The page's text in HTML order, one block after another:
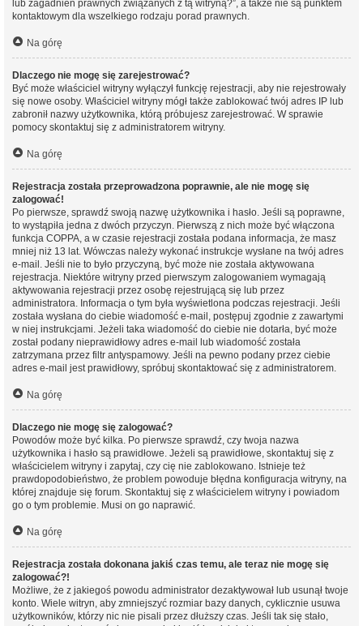
lub zagadnień prawnych związanych z tą witryną?”, a także nie są punktem
kontaktowym dla wszelkiego rodzaju porad prawnych.
Na górę
Dlaczego nie mogę się zarejestrować?
Być może właściciel witryny wyłączył funkcję rejestracji, aby nie rejestrowały
się nowe osoby. Właściciel witryny mógł także zablokować twój adres IP lub
zabronił nazwy użytkownika, którą próbujesz zarejestrować. W sprawie
pomocy skontaktuj się z administratorem witryny.
Na górę
Rejestracja została przeprowadzona poprawnie, ale nie mogę się
zalogować!
Po pierwsze, sprawdź swoją nazwę użytkownika i hasło. Jeśli są poprawne,
to wystąpiła jedna z dwóch przyczyn. Pierwszą z nich może być włączona
funkcja COPPA, a w czasie rejestracji została podana informacja, że masz
mniej niż 13 lat. Wówczas należy wykonać instrukcje wysłane na twój adres
e-mail. Jeśli nie to było przyczyną, być może nie została aktywowana
rejestracja. Niektóre witryny przed pierwszym zalogowaniem wymagają
aktywowania rejestracji przez osobę rejestrującą się lub przez
administratora. Informacja o tym była wyświetlona podczas rejestracji. Jeśli
została wysłana do ciebie wiadomość e-mail, postępuj zgodnie z zawartymi
w niej instrukcjami. Jeżeli taka wiadomość do ciebie nie dotarła, być może
został podany nieprawidłowy adres e-mail lub wiadomość została
zatrzymana przez filtr antyspamowy. Jeśli na pewno podany przez ciebie
adres e-mail jest prawidłowy, spróbuj skontaktować się z administratorem.
Na górę
Dlaczego nie mogę się zalogować?
Powodów może być kilka. Po pierwsze sprawdź, czy twoja nazwa
użytkownika i hasło są prawidłowe. Jeżeli są prawidłowe, skontaktuj się z
właścicielem witryny i zapytaj, czy cię nie zablokowano. Istnieje też
prawdopodobieństwo, że problem powoduje błędna konfiguracja witryny, na
której znajduje się forum. Skontaktuj się z właścicielem witryny i powiadom
go o tym problemie. Musi on go naprawić.
Na górę
Rejestracja została dokonana jakiś czas temu, ale teraz nie mogę się
zalogować?!
Możliwe, że z jakiegoś powodu administrator dezaktywował lub usunął twoje
konto. Wiele witryn, aby zmniejszyć rozmiar bazy danych, cyklicznie usuwa
użytkowników, którzy nic nie pisali przez dłuższy czas. Jeśli tak się stało,